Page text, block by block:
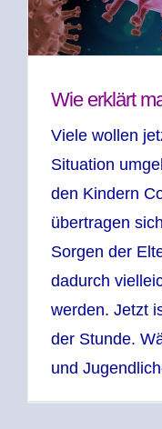
Wie erklärt
Viele wollen
Situation
den Kindern
übertragen
Sorgen der
dadurch
werden. Jetzt
der Stunde.
und